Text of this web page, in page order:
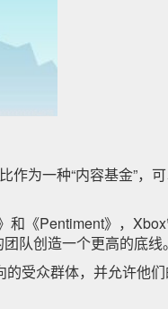
为一种“内容基金”，
《Pentiment》，
队创造一个更高的底线
受众群体，并允许他们